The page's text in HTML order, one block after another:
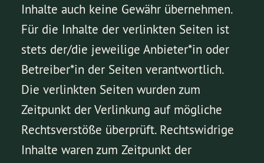
Inhalte auch keine Gewähr übernehmen.
Für die Inhalte der verlinkten Seiten ist
stets der/die jeweilige Anbieter*in oder
Betreiber*in der Seiten verantwortlich.
Die verlinkten Seiten wurden zum
Zeitpunkt der Verlinkung auf mögliche
Rechtsverstöße überprüft. Rechtswidrige
Inhalte waren zum Zeitpunkt der